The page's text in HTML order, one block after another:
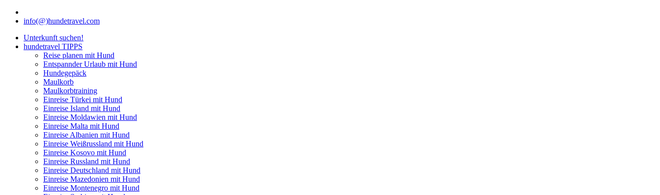
info(@)hundetravel.com
Unterkunft suchen!
hundetravel TIPPS
Reise planen mit Hund
Entspannder Urlaub mit Hund
Hundegepäck
Maulkorb
Maulkorbtraining
Einreise Türkei mit Hund
Einreise Island mit Hund
Einreise Moldawien mit Hund
Einreise Malta mit Hund
Einreise Albanien mit Hund
Einreise Weißrussland mit Hund
Einreise Kosovo mit Hund
Einreise Russland mit Hund
Einreise Deutschland mit Hund
Einreise Mazedonien mit Hund
Einreise Montenegro mit Hund